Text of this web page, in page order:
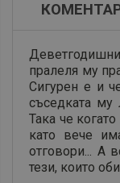
пралеля му
Сигурен е и
съседката му
Така че
като вече
отговори... А
тези, които